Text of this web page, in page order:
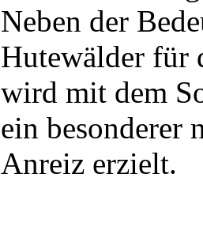
Neben der
Hutewälder für
wird mit dem
ein besonderer
Anreiz erzielt.